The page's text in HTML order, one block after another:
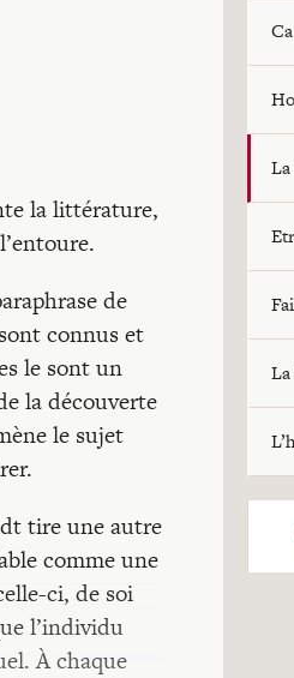
la littérature,
de
connus et
le sont un
la découverte
le sujet
tire une autre
comme une
ci, de soi
l’individu
À chaque
La